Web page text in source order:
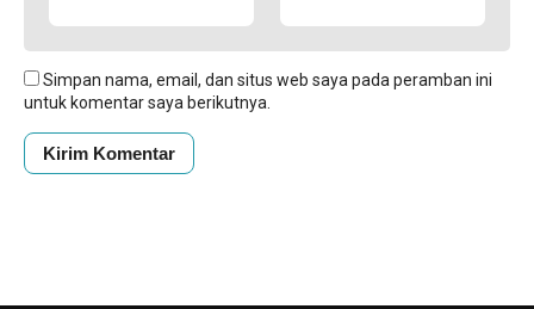
Simpan nama, email, dan situs web saya pada peramban ini
untuk komentar saya berikutnya.